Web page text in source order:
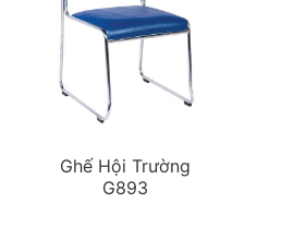
Ghế Hội Trường
G893